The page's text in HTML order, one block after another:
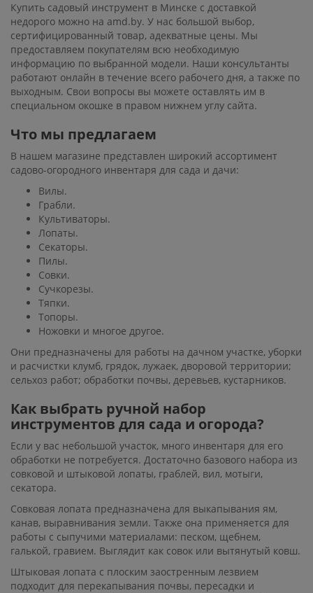
Купить садовый инструмент в Минске с доставкой
недорого можно на amd.by. У нас большой выбор,
сертифицированный товар, адекватные цены. Мы
предоставляем покупателям всю необходимую
информацию по выбранной модели. Наши консультанты
работают онлайн в течение всего рабочего дня, а также по
выходным. Свои вопросы вы можете оставлять им в
специальном окошке в правом нижнем углу сайта.
Что мы предлагаем
В нашем магазине представлен широкий ассортимент
садово-огородного инвентаря для сада и дачи:
Вилы.
Грабли.
Культиваторы.
Лопаты.
Секаторы.
Пилы.
Совки.
Сучкорезы.
Тяпки.
Топоры.
Ножовки и многое другое.
Они предназначены для работы на дачном участке, уборки
и расчистки клумб, грядок, лужаек, дворовой территории;
сельхоз работ; обработки почвы, деревьев, кустарников.
Как выбрать ручной набор
инструментов для сада и огорода?
Если у вас небольшой участок, много инвентаря для его
обработки не потребуется. Достаточно базового набора из
совковой и штыковой лопаты, граблей, вил, мотыги,
секатора.
Совковая лопата предназначена для выкапывания ям,
канав, выравнивания земли. Также она применяется для
работы с сыпучими материалами: песком, щебнем,
галькой, гравием. Выглядит как совок или вытянутый ковш.
Штыковая лопата с плоским заостренным лезвием
подходит для перекапывания почвы, пересадки и